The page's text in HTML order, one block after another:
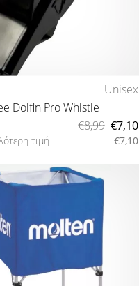
Unisex
Dolfin Pro Whistle
€8,99 €7,10
τιμή €7,10
One size